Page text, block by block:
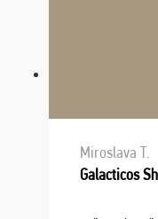
Miroslava T.
Galacticos